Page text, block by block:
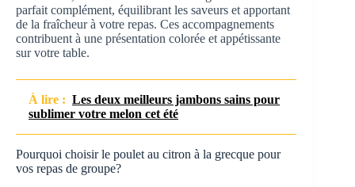
parfait complément, équilibrant les saveurs et apportant
de la fraîcheur à votre repas. Ces accompagnements
contribuent à une présentation colorée et appétissante
sur votre table.
À lire : Les deux meilleurs jambons sains pour
sublimer votre melon cet été
Pourquoi choisir le poulet au citron à la grecque pour
vos repas de groupe?